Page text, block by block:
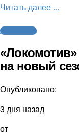
Читать далее ...
Другие виды
на новый
Опубликовано:
3 дня назад
от